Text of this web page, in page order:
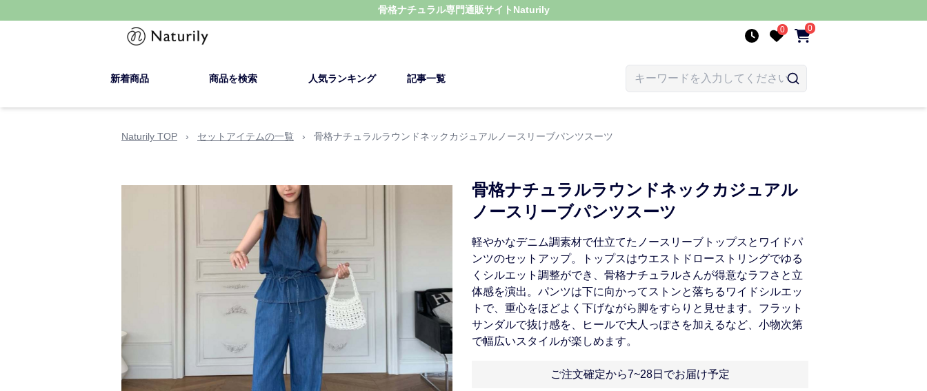
骨格ナチュラル専門通販サイト Naturily
0 0
新着商品 商品を検索 人気ランキング 記事一覧
Naturily TOP › セットアイテムの一覧 › 骨格ナチュラルラウンドネックカジュアルノースリーブパンツスーツ
骨格ナチュラルラウンドネックカジュアル
ノースリーブパンツスーツ
軽やかなデニム調素材で仕立てたノースリーブトップスとワイドパ
ンツのセットアップ。トップスはウエストドローストリングでゆる
くシルエット調整ができ、骨格ナチュラルさんが得意なラフさと立
体感を演出。パンツは下に向かってストンと落ちるワイドシルエッ
トで、重心をほどよく下げながら脚をすらりと見せます。フラット
サンダルで抜け感を、ヒールで大人っぽさを加えるなど、小物次第
で幅広いスタイルが楽しめます。
ご注文確定から7~28日でお届け予定